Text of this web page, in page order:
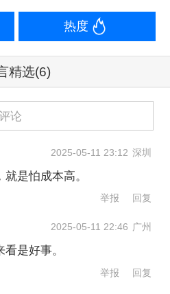
未来”讨论会上，中
秘书长付宇介绍，制
部去年联合印发的
域节能降碳工作方
2025年我国城镇新建
色建筑标准，新建超
建筑面积较2023年增
。对此，许多地方积
热度
精选(6)
论
2025-05-11 23:12 深圳
是怕成本高。
举报 回复
2025-05-11 22:46 广州
是好事。
举报 回复